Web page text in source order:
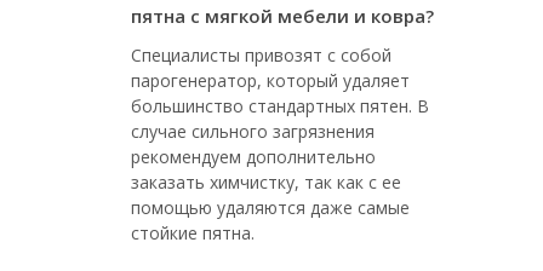
пятна с мягкой мебели и ковра?
Специалисты привозят с собой
парогенератор, который удаляет
большинство стандартных пятен. В
случае сильного загрязнения
рекомендуем дополнительно
заказать химчистку, так как с ее
помощью удаляются даже самые
стойкие пятна.